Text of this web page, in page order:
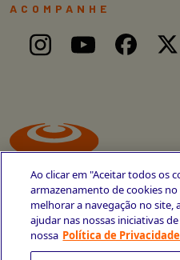
Avenida Cais do Apolo, 77
ACOMPANHE
Ao clicar em "Aceitar todos os
armazenamento de cookies
melhorar a navegação no site,
ajudar nas nossas iniciativas
nossa Política de Privacidade